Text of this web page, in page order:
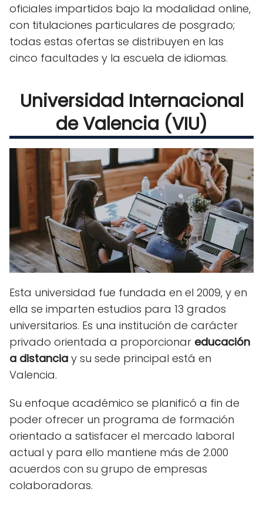
oficiales impartidos bajo la modalidad online,
con titulaciones particulares de posgrado;
todas estas ofertas se distribuyen en las
cinco facultades y la escuela de idiomas.
Universidad Internacional
de Valencia (VIU)
Esta universidad fue fundada en el 2009, y en
ella se imparten estudios para 13 grados
universitarios. Es una institución de carácter
privado orientada a proporcionar educación
a distancia y su sede principal está en
Valencia.
Su enfoque académico se planificó a fin de
poder ofrecer un programa de formación
orientado a satisfacer el mercado laboral
actual y para ello mantiene más de 2.000
acuerdos con su grupo de empresas
colaboradoras.